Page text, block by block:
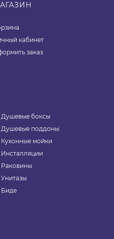
кабинет
заказ
Душевые боксы
Душевые поддоны
Кухонные мойки
Инсталляции
Раковины
Унитазы
Биде